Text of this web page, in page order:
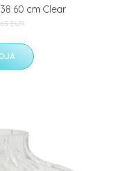
60 cm Clear
EUR